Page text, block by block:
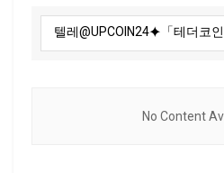
No Content